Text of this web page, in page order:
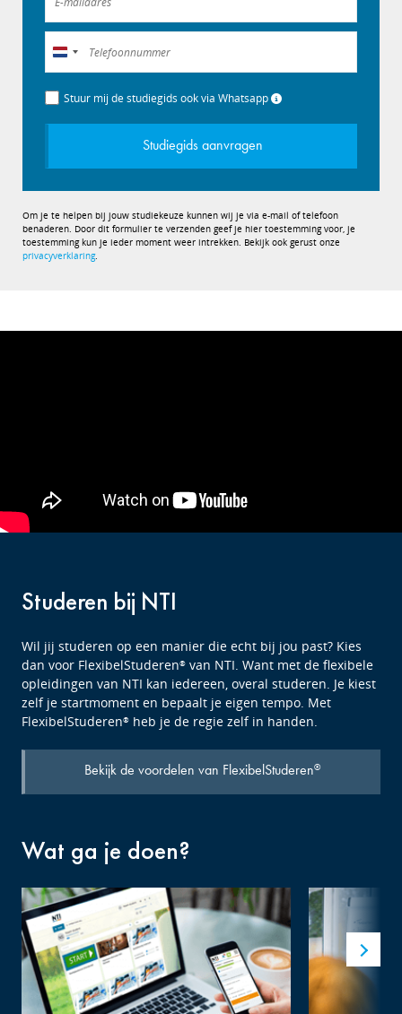
Nederland
+31
Stuur mij de studiegids ook via Whatsapp
Studiegids aanvragen
Om je te helpen bij jouw studiekeuze kunnen wij je via e-mail of telefoon
benaderen. Door dit formulier te verzenden geef je hier toestemming voor, je
toestemming kun je ieder moment weer intrekken. Bekijk ook gerust onze
privacyverklaring.
Studeren bij NTI
Wil jij studeren op een manier die echt bij jou past? Kies
dan voor FlexibelStuderen® van NTI. Want met de flexibele
opleidingen van NTI kan iedereen, overal studeren. Je kiest
zelf je startmoment en bepaalt je eigen tempo. Met
FlexibelStuderen® heb je de regie zelf in handen.
Bekijk de voordelen van FlexibelStuderen®
Wat ga je doen?